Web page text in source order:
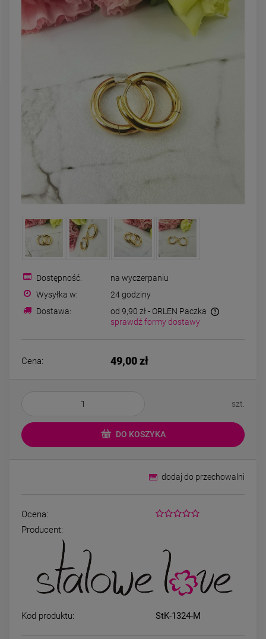
DO KOSZYKA
powiadom o
dostępności
Kolczyki STAL
CHIRURGICZNA motylek
39,00 zł
DO KOSZYKA
CHIRURGICZNA
STAL CHIRURGICZNA
ażurowe ogniwka
29,00 zł
Kolczyki STAL
bigiel szerszy dół 1,5 cm
34,00 zł
Dostępność:
na wyczerpaniu
Wysyłka w:
24 godziny
Dostawa:
od 9,90 zł - ORLEN Paczka
sprawdź formy dostawy
Cena: 49,00 zł
szt.
DO KOSZYKA
dodaj do przechowalni
Ocena:
Producent:
Kod produktu: StK-1324-M